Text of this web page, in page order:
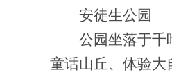
安徒生公园
公园坐落于千叶
童话山丘、体验大